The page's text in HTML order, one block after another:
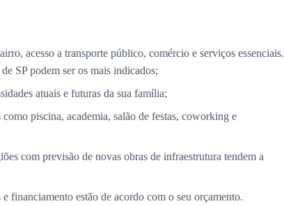
acesso a transporte público, comércio e serviços essenciais.
SP podem ser os mais indicados;
atuais e futuras da sua família;
piscina, academia, salão de festas, coworking e
com previsão de novas obras de infraestrutura tendem a
e financiamento estão de acordo com o seu orçamento.